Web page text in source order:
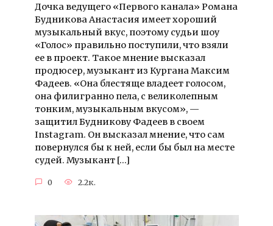
Дочка ведущего «Первого канала» Романа
Будникова Анастасия имеет хороший
музыкальный вкус, поэтому судьи шоу
«Голос» правильно поступили, что взяли
ее в проект. Такое мнение высказал
продюсер, музыкант из Кургана Максим
Фадеев. «Она блестяще владеет голосом,
она филигранно пела, с великолепным
тонким, музыкальным вкусом», —
защитил Будникову Фадеев в своем
Instagram. Он высказал мнение, что сам
повернулся бы к ней, если бы был на месте
судей. Музыкант […]
0 2.2к.